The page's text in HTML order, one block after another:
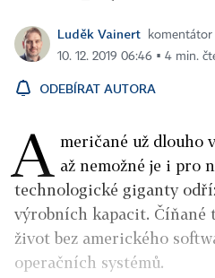
Luděk Vainert
komentátor
10. 12. 2019 06:46 ▪ 4 min.
ODEBÍRAT AUTORA
A meričané už dlouho
až nemožné je i pro
technologické giganty
výrobních kapacit. Číňané
život bez amerického
operačních systémů.